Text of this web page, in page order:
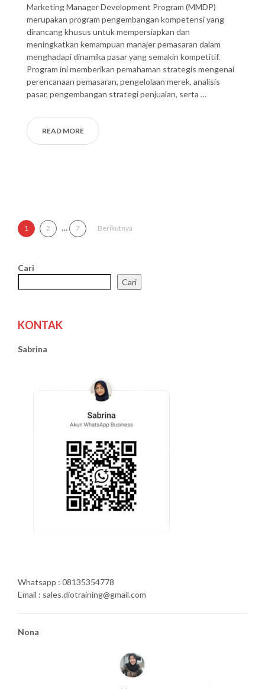
Marketing Manager Development Program (MMDP)
merupakan program pengembangan kompetensi yang
dirancang khusus untuk mempersiapkan dan
meningkatkan kemampuan manajer pemasaran dalam
menghadapi dinamika pasar yang semakin kompetitif.
Program ini memberikan pemahaman strategis mengenai
perencanaan pemasaran, pengelolaan merek, analisis
pasar, pengembangan strategi penjualan, serta …
READ MORE
Paginasi pos
1 2 … 7 Berikutnya
Cari
Cari
KONTAK
Sabrina
Whatsapp : 08135354778
Email : sales.diotraining@gmail.com
Nona